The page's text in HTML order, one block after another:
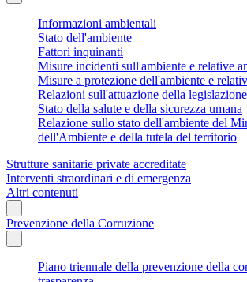
Informazioni ambientali
Stato dell'ambiente
Fattori inquinanti
Misure incidenti sull'ambiente e relative
Misure a protezione dell'ambiente e
Relazioni sull'attuazione della legislazione
Stato della salute e della sicurezza umana
Relazione sullo stato dell'ambiente del
dell'Ambiente e della tutela del territorio
Strutture sanitarie private accreditate
Interventi straordinari e di emergenza
Altri contenuti
Prevenzione della Corruzione
Piano triennale della prevenzione della